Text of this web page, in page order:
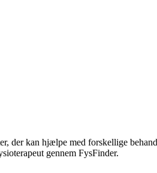
der kan hjælpe med forskellige
gennem FysFinder.